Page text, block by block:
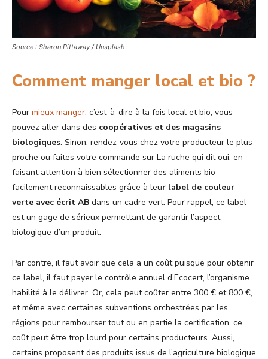
Source : Sharon Pittaway / Unsplash
Comment manger local et bio ?
Pour mieux manger, c’est-à-dire à la fois local et bio, vous
pouvez aller dans des coopératives et des magasins
biologiques. Sinon, rendez-vous chez votre producteur le plus
proche ou faites votre commande sur La ruche qui dit oui, en
faisant attention à bien sélectionner des aliments bio
facilement reconnaissables grâce à leur label de couleur
verte avec écrit AB dans un cadre vert. Pour rappel, ce label
est un gage de sérieux permettant de garantir l’aspect
biologique d’un produit.
Par contre, il faut avoir que cela a un coût puisque pour obtenir
ce label, il faut payer le contrôle annuel d’Ecocert, l’organisme
habilité à le délivrer. Or, cela peut coûter entre 300 € et 800 €,
et même avec certaines subventions orchestrées par les
régions pour rembourser tout ou en partie la certification, ce
coût peut être trop lourd pour certains producteurs. Aussi,
certains proposent des produits issus de l’agriculture biologique